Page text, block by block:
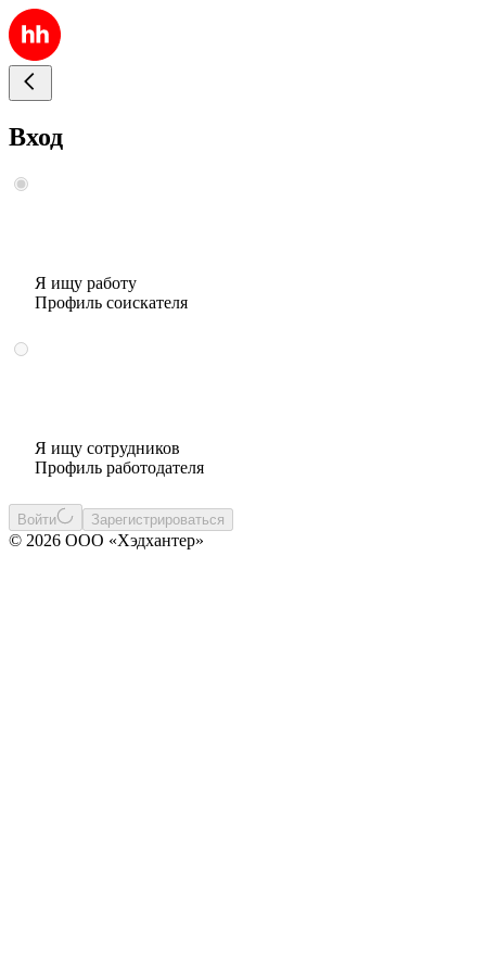
Вход
Я ищу работу
Профиль соискателя
Я ищу сотрудников
Профиль работодателя
Войти Зарегистрироваться
© 2026 ООО «Хэдхантер»